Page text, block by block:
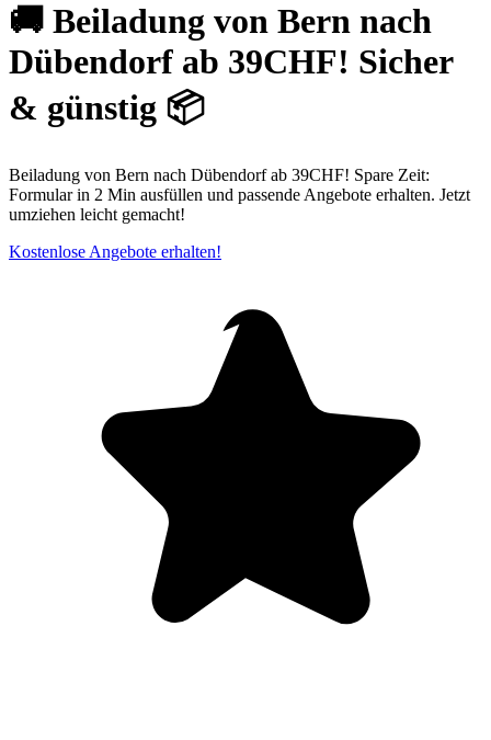
🚚 Beiladung von Bern nach
Dübendorf ab 39CHF! Sicher
& günstig 📦
Beiladung von Bern nach Dübendorf ab 39CHF! Spare Zeit:
Formular in 2 Min ausfüllen und passende Angebote erhalten. Jetzt
umziehen leicht gemacht!
Kostenlose Angebote erhalten!